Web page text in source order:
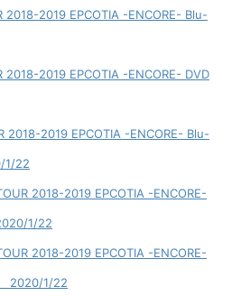
2018-2019 EPCOTIA -ENCORE- Blu-
2018-2019 EPCOTIA -ENCORE- DVD
2018-2019 EPCOTIA -ENCORE- Blu-
1/22
2018-2019 EPCOTIA -ENCORE-
1/22
2018-2019 EPCOTIA -ENCORE-
2020/1/22